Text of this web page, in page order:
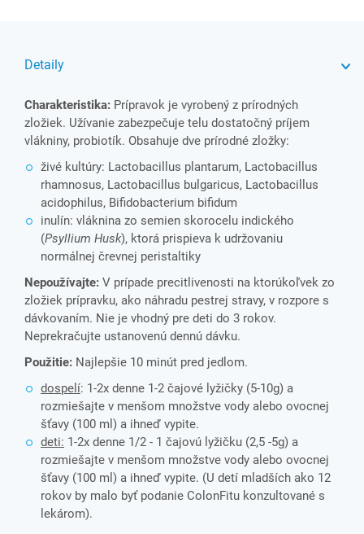
Detaily
Charakteristika: Prípravok je vyrobený z prírodných
zložiek. Užívanie zabezpečuje telu dostatočný príjem
vlákniny, probiotík. Obsahuje dve prírodné zložky:
živé kultúry: Lactobacillus plantarum, Lactobacillus
rhamnosus, Lactobacillus bulgaricus, Lactobacillus
acidophilus, Bifidobacterium bifidum
inulín: vláknina zo semien skorocelu indického
(Psyllium Husk), ktorá prispieva k udržovaniu
normálnej črevnej peristaltiky
Nepoužívajte: V prípade precitlivenosti na ktorúkoľvek zo
zložiek prípravku, ako náhradu pestrej stravy, v rozpore s
dávkovaním. Nie je vhodný pre deti do 3 rokov.
Neprekračujte ustanovenú dennú dávku.
Použitie: Najlepšie 10 minút pred jedlom.
dospelí: 1-2x denne 1-2 čajové lyžičky (5-10g) a
rozmiešajte v menšom množstve vody alebo ovocnej
šťavy (100 ml) a ihneď vypite.
deti: 1-2x denne 1/2 - 1 čajovú lyžičku (2,5 -5g) a
rozmiešajte v menšom množstve vody alebo ovocnej
šťavy (100 ml) a ihneď vypite. (U detí mladších ako 12
rokov by malo byť podanie ColonFitu konzultované s
lekárom).